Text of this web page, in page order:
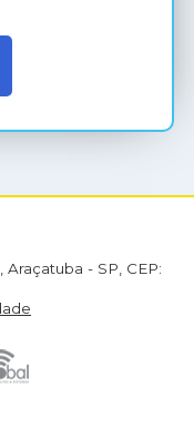
- SP, CEP: